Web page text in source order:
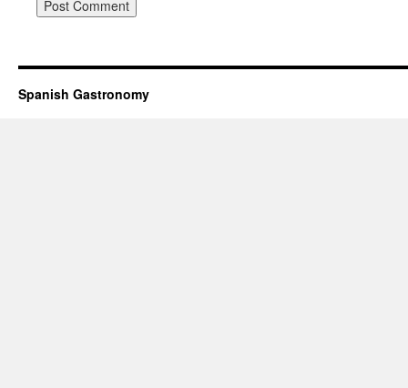
Spanish Gastronomy